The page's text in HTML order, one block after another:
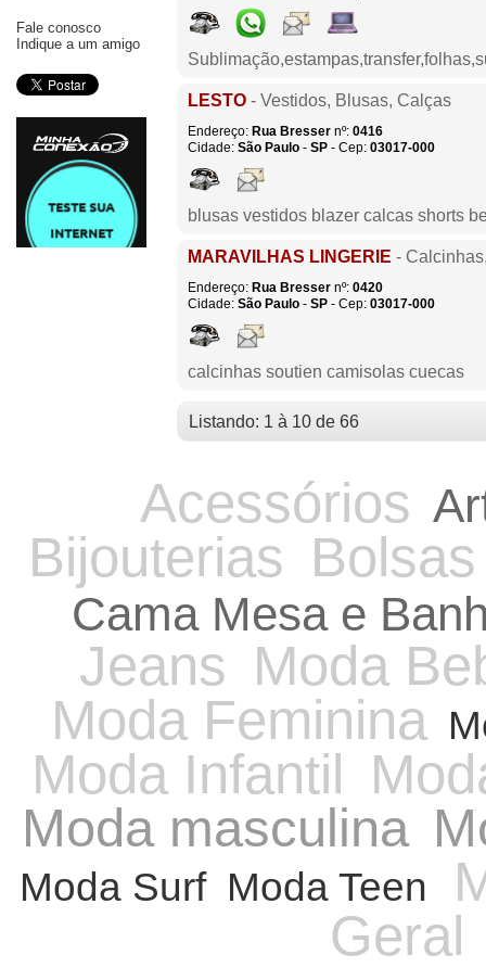
Fale conosco
Indique a um amigo
LESTO - Vestidos, Blusas, Calças
Endereço: Rua Bresser nº: 0416
Cidade: São Paulo - SP - Cep: 03017-000
blusas vestidos blazer calcas shorts
MARAVILHAS LINGERIE -
Endereço: Rua Bresser nº: 0420
Cidade: São Paulo - SP - Cep: 03017-000
calcinhas soutien camisolas cuecas
Listando: 1 à 10 de 66
Acessórios
Bijouterias
Cama Mesa e
Jeans Moda
Moda Feminina
Moda Infantil
Moda masculina
Moda Surf Moda Teen
Geral